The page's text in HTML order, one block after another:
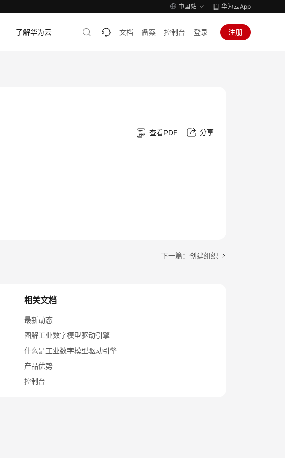
中国站 华为云App
了解华为云 文档 备案 控制台 登录 注册
查看PDF 分享
下一篇：创建组织
相关文档
最新动态
图解工业数字模型驱动引擎
什么是工业数字模型驱动引擎
产品优势
控制台